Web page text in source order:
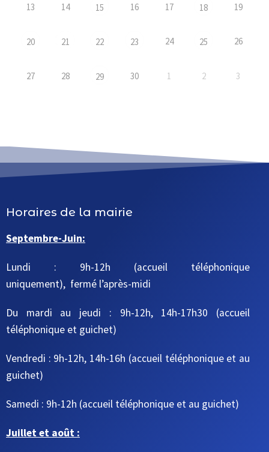
13 14 15 16 17 18 19
20 21 22 23 24 25 26
27 28 29 30 1 2 3
Horaires de la mairie
Septembre-Juin:
Lundi : 9h-12h (accueil téléphonique
uniquement), fermé l’après-midi
Du mardi au jeudi : 9h-12h, 14h-17h30 (accueil
téléphonique et guichet)
Vendredi : 9h-12h, 14h-16h (accueil téléphonique et au
guichet)
Samedi : 9h-12h (accueil téléphonique et au guichet)
Juillet et août :